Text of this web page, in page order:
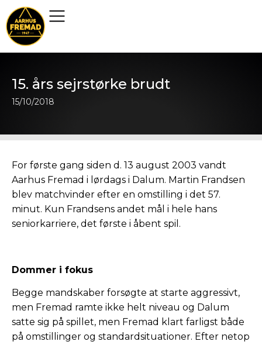
15. års sejrstørke brudt
15/10/2018
For første gang siden d. 13 august 2003 vandt
Aarhus Fremad i lørdags i Dalum. Martin Frandsen
blev matchvinder efter en omstilling i det 57.
minut. Kun Frandsens andet mål i hele hans
seniorkarriere, det første i åbent spil.
Dommer i fokus
Begge mandskaber forsøgte at starte aggressivt,
men Fremad ramte ikke helt niveau og Dalum
satte sig på spillet, men Fremad klart farligst både
på omstillinger og standardsituationer. Efter netop